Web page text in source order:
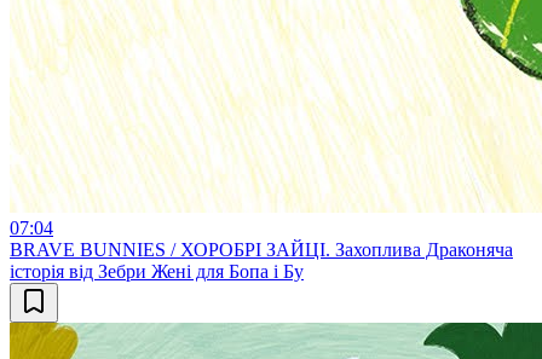
07:04
BRAVE BUNNIES / ХОРОБРІ ЗАЙЦІ. Захоплива Драконяча
історія від Зебри Жені для Бопа і Бу